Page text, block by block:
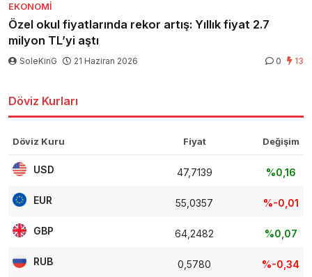
EKONOMI
Özel okul fiyatlarında rekor artış: Yıllık fiyat 2.7
milyon TL’yi aştı
SoleKinG 21 Haziran 2026 0 13
Döviz Kurları
Döviz Kuru Fiyat Değişim
USD 47,7139 %0,16
EUR 55,0357 %-0,01
GBP 64,2482 %0,07
RUB 0,5780 %-0,34